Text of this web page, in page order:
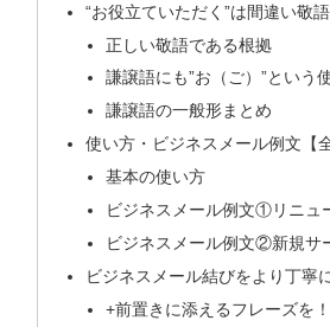
“お役立ていただく”は間違い敬
正しい敬語である根拠
謙譲語にも”お（ご）”という
謙譲語の一般形まとめ
使い方・ビジネスメール例文【全
基本の使い方
ビジネスメール例文①リニュ
ビジネスメール例文②新規サ
ビジネスメール結びをより丁寧
+前置きに添えるフレーズを！